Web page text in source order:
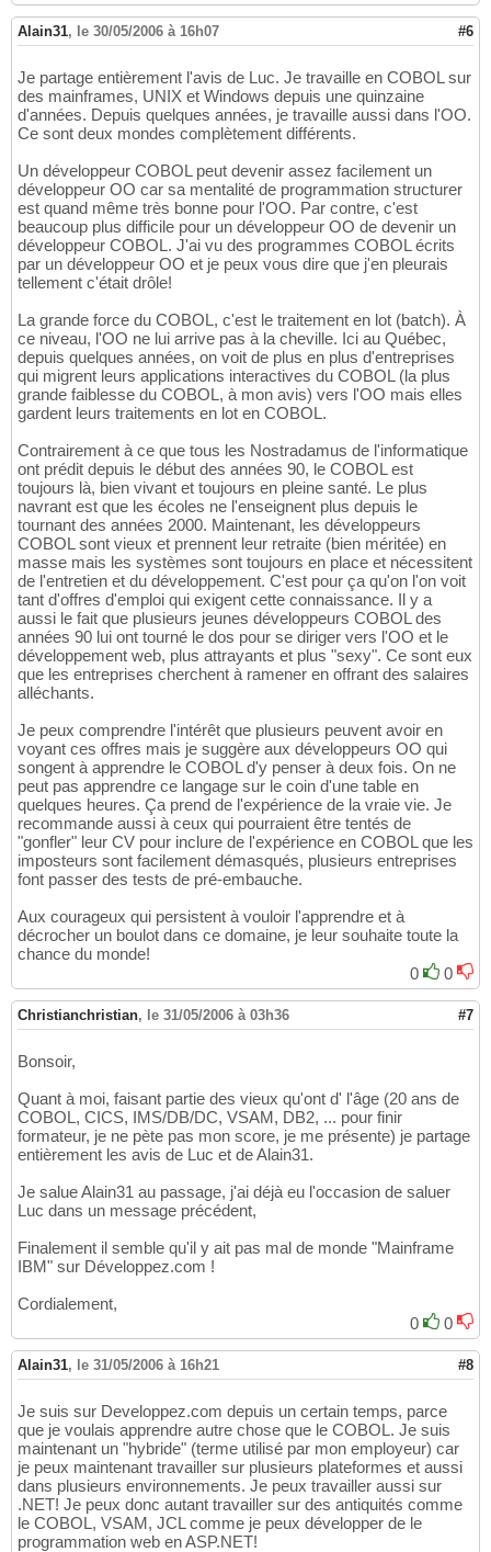
Alain31, le 30/05/2006 à 16h07 #6
Je partage entièrement l'avis de Luc. Je travaille en COBOL sur
des mainframes, UNIX et Windows depuis une quinzaine
d'années. Depuis quelques années, je travaille aussi dans l'OO.
Ce sont deux mondes complètement différents.
Un développeur COBOL peut devenir assez facilement un
développeur OO car sa mentalité de programmation structurer
est quand même très bonne pour l'OO. Par contre, c'est
beaucoup plus difficile pour un développeur OO de devenir un
développeur COBOL. J'ai vu des programmes COBOL écrits
par un développeur OO et je peux vous dire que j'en pleurais
tellement c'était drôle!
La grande force du COBOL, c'est le traitement en lot (batch). À
ce niveau, l'OO ne lui arrive pas à la cheville. Ici au Québec,
depuis quelques années, on voit de plus en plus d'entreprises
qui migrent leurs applications interactives du COBOL (la plus
grande faiblesse du COBOL, à mon avis) vers l'OO mais elles
gardent leurs traitements en lot en COBOL.
Contrairement à ce que tous les Nostradamus de l'informatique
ont prédit depuis le début des années 90, le COBOL est
toujours là, bien vivant et toujours en pleine santé. Le plus
navrant est que les écoles ne l'enseignent plus depuis le
tournant des années 2000. Maintenant, les développeurs
COBOL sont vieux et prennent leur retraite (bien méritée) en
masse mais les systèmes sont toujours en place et nécessitent
de l'entretien et du développement. C'est pour ça qu'on l'on voit
tant d'offres d'emploi qui exigent cette connaissance. Il y a
aussi le fait que plusieurs jeunes développeurs COBOL des
années 90 lui ont tourné le dos pour se diriger vers l'OO et le
développement web, plus attrayants et plus "sexy". Ce sont eux
que les entreprises cherchent à ramener en offrant des salaires
alléchants.
Je peux comprendre l'intérêt que plusieurs peuvent avoir en
voyant ces offres mais je suggère aux développeurs OO qui
songent à apprendre le COBOL d'y penser à deux fois. On ne
peut pas apprendre ce langage sur le coin d'une table en
quelques heures. Ça prend de l'expérience de la vraie vie. Je
recommande aussi à ceux qui pourraient être tentés de
"gonfler" leur CV pour inclure de l'expérience en COBOL que les
imposteurs sont facilement démasqués, plusieurs entreprises
font passer des tests de pré-embauche.
Aux courageux qui persistent à vouloir l'apprendre et à
décrocher un boulot dans ce domaine, je leur souhaite toute la
chance du monde!
0
0
Christianchristian, le 31/05/2006 à 03h36 #7
Bonsoir,
Quant à moi, faisant partie des vieux qu'ont d' l'âge (20 ans de
COBOL, CICS, IMS/DB/DC, VSAM, DB2, ... pour finir
formateur, je ne pète pas mon score, je me présente) je partage
entièrement les avis de Luc et de Alain31.
Je salue Alain31 au passage, j'ai déjà eu l'occasion de saluer
Luc dans un message précédent,
Finalement il semble qu'il y ait pas mal de monde "Mainframe
IBM" sur Développez.com !
Cordialement,
0
0
Alain31, le 31/05/2006 à 16h21 #8
Je suis sur Developpez.com depuis un certain temps, parce
que je voulais apprendre autre chose que le COBOL. Je suis
maintenant un "hybride" (terme utilisé par mon employeur) car
je peux maintenant travailler sur plusieurs plateformes et aussi
dans plusieurs environnements. Je peux travailler aussi sur
.NET! Je peux donc autant travailler sur des antiquités comme
le COBOL, VSAM, JCL comme je peux développer de le
programmation web en ASP.NET!